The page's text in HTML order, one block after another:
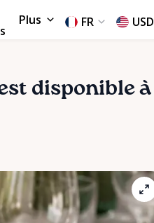
Plus FR USD
disponible à